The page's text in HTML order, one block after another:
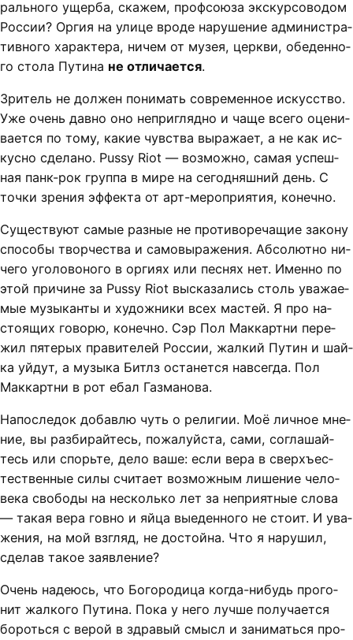
раль­но­го ущер­ба, ска­жем, проф­со­ю­за экскур­со­во­дом
Рос­сии? Ор­гия на ули­це вро­де на­ру­ше­ние ад­ми­нист­ра­
тив­но­го ха­рак­те­ра, ни­чем от му­зея, церк­ви, обе­ден­но­
го сто­ла Пу­ти­на не от­ли­ча­ет­ся.
Зри­тель не дол­жен по­ни­мать со­вре­мен­ное ис­кус­ст­во.
Уже очень дав­но оно не­при­гляд­но и ча­ще все­го оце­ни­
ва­ет­ся по то­му, ка­кие чув­ст­ва вы­ра­жа­ет, а не как ис­
кус­но сде­ла­но. Pussy Riot — воз­мож­но, са­мая успеш­
ная панк-рок груп­па в ми­ре на се­год­няш­ний день. С
точ­ки зре­ния эф­фек­та от арт-ме­роп­ри­я­тия, ко­неч­но.
Су­щест­ву­ют са­мые раз­ные не про­ти­во­ре­ча­щие за­ко­ну
спо­со­бы твор­чест­ва и са­мо­вы­ра­же­ния. Аб­со­лют­но ни­
че­го уго­ло­во­но­го в ор­ги­ях или пес­нях нет. Имен­но по
этой при­чи­не за Pussy Riot вы­ска­за­лись столь ува­жа­е­
мые му­зы­кан­ты и ху­дож­ни­ки всех мас­тей. Я про на­
сто­я­щих го­во­рю, ко­неч­но. Сэр Пол Мак­карт­ни пе­ре­
жил пя­те­рых пра­ви­те­лей Рос­сии, жал­кий Пу­тин и шай­
ка уй­дут, а му­зы­ка Бит­лз ос­та­нет­ся на­всег­да. Пол
Мак­карт­ни в рот ебал Газ­ма­но­ва.
На­пос­ле­док до­бав­лю чуть о ре­ли­гии. Моё лич­ное мне­
ние, вы раз­би­рай­тесь, по­жа­луй­ста, са­ми, со­гла­шай­
тесь или спорь­те, де­ло ва­ше: если ве­ра в сверхъ­ес­
тест­вен­ные си­лы счи­та­ет воз­мож­ным ли­ше­ние че­ло­
ве­ка сво­бо­ды на не­сколь­ко лет за не­при­ят­ные сло­ва
— та­кая ве­ра гов­но и яй­ца вы­еден­но­го не сто­ит. И ува­
же­ния, на мой взгляд, не до­стой­на. Что я на­ру­шил,
сде­лав та­кое за­яв­ле­ние?
Очень на­де­юсь, что Бо­го­ро­ди­ца ког­да-ни­будь про­го­
нит жал­ко­го Пу­ти­на. По­ка у не­го луч­ше по­лу­ча­ет­ся
бо­роть­ся с ве­рой в здра­вый смысл и за­ни­мать­ся про­